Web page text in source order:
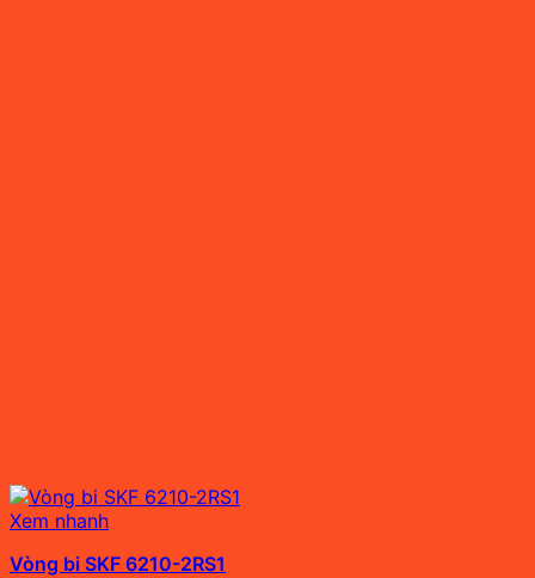
Xem nhanh
Vòng bi SKF 6210-2RS1